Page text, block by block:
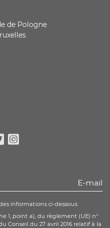
de Pologne
informations ci-dessous:
1, point a), du règlement (UE) n°
Conseil du 27 avril 2016 relatif à la